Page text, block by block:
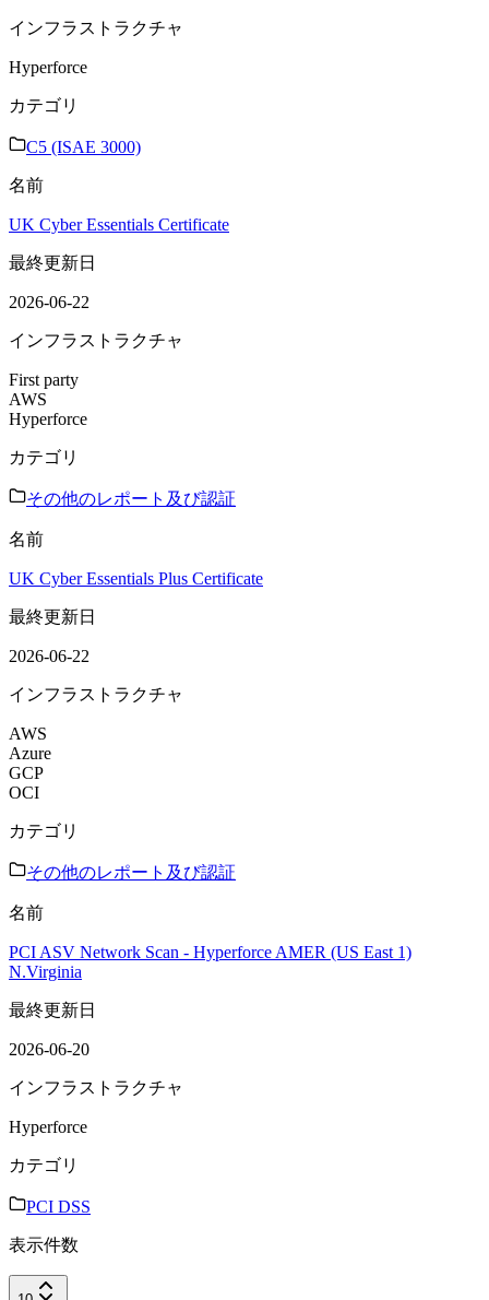
インフラストラクチャ
Hyperforce
カテゴリ
C5 (ISAE 3000)
名前
UK Cyber Essentials Certificate
最終更新日
2026-06-22
インフラストラクチャ
First party
AWS
Hyperforce
カテゴリ
その他のレポート及び認証
名前
UK Cyber Essentials Plus Certificate
最終更新日
2026-06-22
インフラストラクチャ
AWS
Azure
GCP
OCI
カテゴリ
その他のレポート及び認証
名前
PCI ASV Network Scan - Hyperforce AMER (US East 1)
N.Virginia
最終更新日
2026-06-20
インフラストラクチャ
Hyperforce
カテゴリ
PCI DSS
表示件数